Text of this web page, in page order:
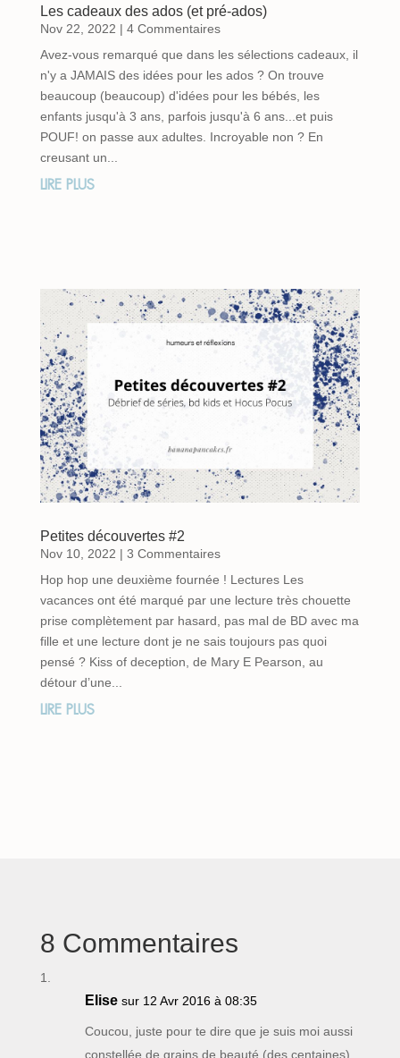
Les cadeaux des ados (et pré-ados)
Nov 22, 2022 | 4 Commentaires
Avez-vous remarqué que dans les sélections cadeaux, il
n'y a JAMAIS des idées pour les ados ? On trouve
beaucoup (beaucoup) d'idées pour les bébés, les
enfants jusqu'à 3 ans, parfois jusqu'à 6 ans...et puis
POUF! on passe aux adultes. Incroyable non ? En
creusant un...
LIRE PLUS
Petites découvertes #2
Nov 10, 2022 | 3 Commentaires
Hop hop une deuxième fournée ! Lectures Les
vacances ont été marqué par une lecture très chouette
prise complètement par hasard, pas mal de BD avec ma
fille et une lecture dont je ne sais toujours pas quoi
pensé ? Kiss of deception, de Mary E Pearson, au
détour d’une...
LIRE PLUS
8 Commentaires
Elise sur 12 Avr 2016 à 08:35
Coucou, juste pour te dire que je suis moi aussi
constellée de grains de beauté (des centaines).